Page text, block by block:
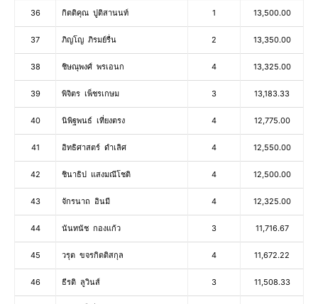
36 กิตติคุณ ปูติสานนท์ 1 13,500.00
37 ภิญโญ ภิรมย์รื่น 2 13,350.00
38 ชิษณุพงศ์ พรเอนก 4 13,325.00
39 พิจิตร เพ็ชรเกษม 3 13,183.33
40 นิพิฐพนธ์ เที่ยงตรง 4 12,775.00
41 อิทธิศาสตร์ ดำเลิศ 4 12,550.00
42 ชินาธิป แสงมณีโชติ 4 12,500.00
43 จักรนาถ อินมี 4 12,325.00
44 นันทนัช กองแก้ว 3 11,716.67
45 วรุต ขจรกิตติสกุล 4 11,672.22
46 ธีรติ ลูวินส์ 3 11,508.33